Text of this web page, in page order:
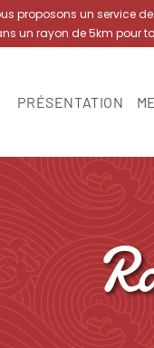
proposons un service de
un rayon de 5km pour
PRÉSENTATION